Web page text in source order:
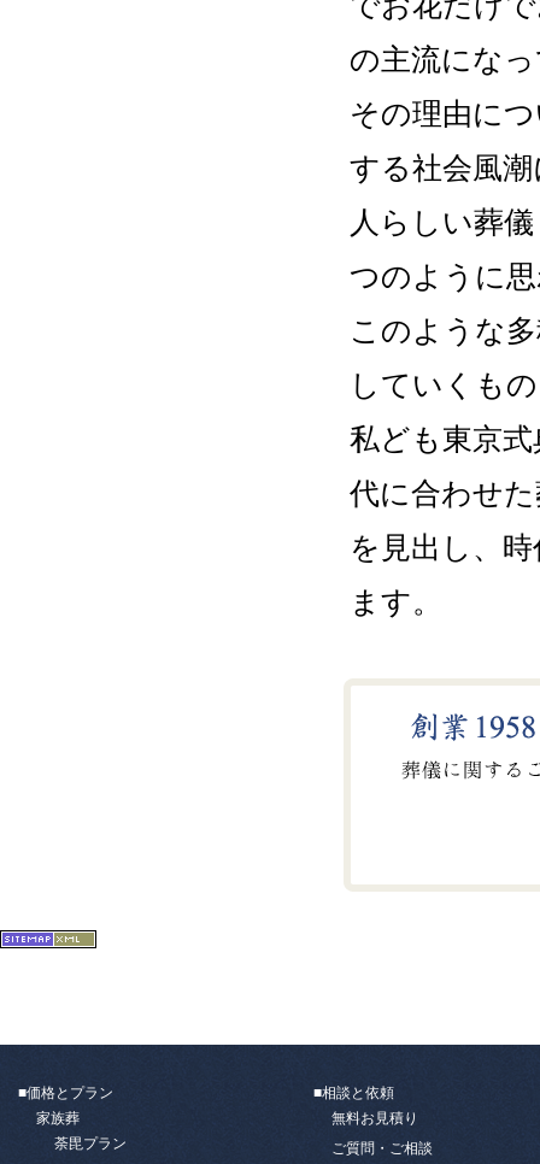
2011/03/22
東北関東
お祈り申
東京式典
2010/12/01
iPadを使
多彩なバ
来るよう
2008/07/25
第4回葬祭
の主流にな
その理由に
する社会風
人らしい葬
つのように
このような
していくも
私ども東京
代に合わせ
を見出し、
ます。
■価格とプラン
家族葬
荼毘プラン
■相談と依頼
無料お見積り
ご質問・ご相談